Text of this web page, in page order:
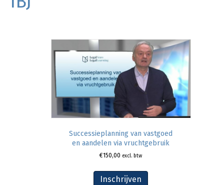
Successieplanning van vastgoed
en aandelen via vruchtgebruik
€150,00 excl. btw
Inschrijven